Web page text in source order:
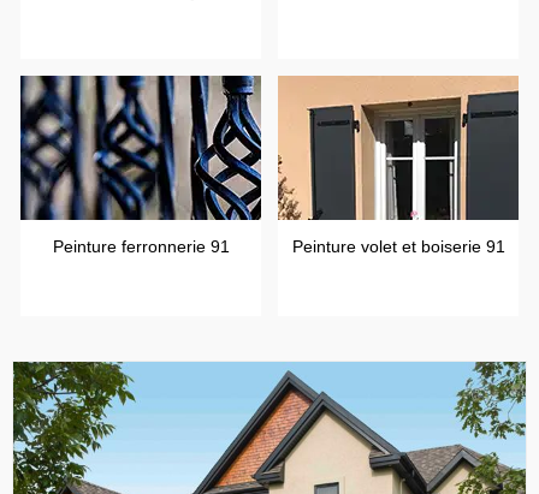
Peinture ferronnerie 91 Peinture volet et boiserie 91